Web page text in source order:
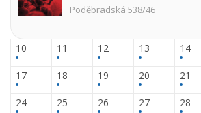
Poděbradská 538/46
10 11 12 13 14
17 18 19 20 21
24 25 26 27 28